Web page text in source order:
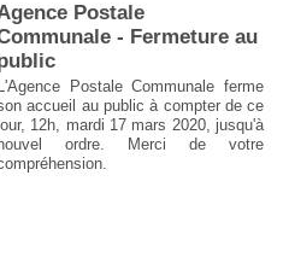
Postale
- Fermeture au
L'Agence Postale Communale ferme
accueil au public à compter de ce
12h, mardi 17 mars 2020, jusqu'à
ordre. Merci de votre